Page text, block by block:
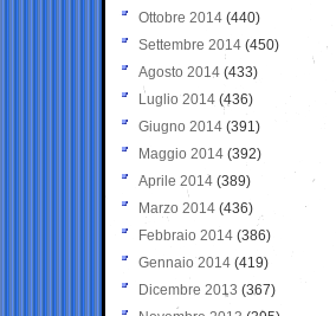
Ottobre 2014 (440)
Settembre 2014 (450)
Agosto 2014 (433)
Luglio 2014 (436)
Giugno 2014 (391)
Maggio 2014 (392)
Aprile 2014 (389)
Marzo 2014 (436)
Febbraio 2014 (386)
Gennaio 2014 (419)
Dicembre 2013 (367)